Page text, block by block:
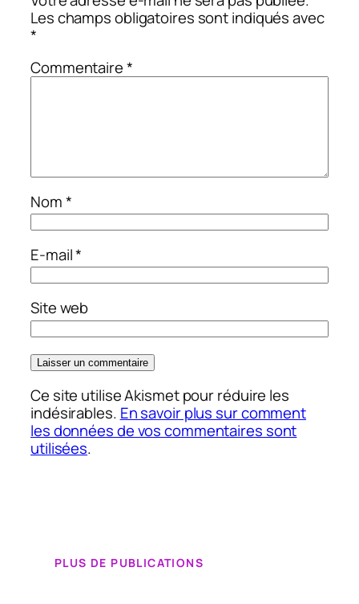
Les champs obligatoires sont indiqués avec
*
Commentaire*
Nom*
E-mail*
Site web
Ce site utilise Akismet pour réduire les
indésirables. En savoir plus sur comment
les données de vos commentaires sont
utilisées.
PLUS DE PUBLICATIONS